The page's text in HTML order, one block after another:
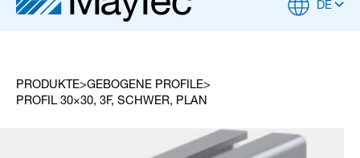
DE
PRODUKTE
GEBOGENE PROFILE
PROFIL 30×30, 3F, SCHWER, PLAN